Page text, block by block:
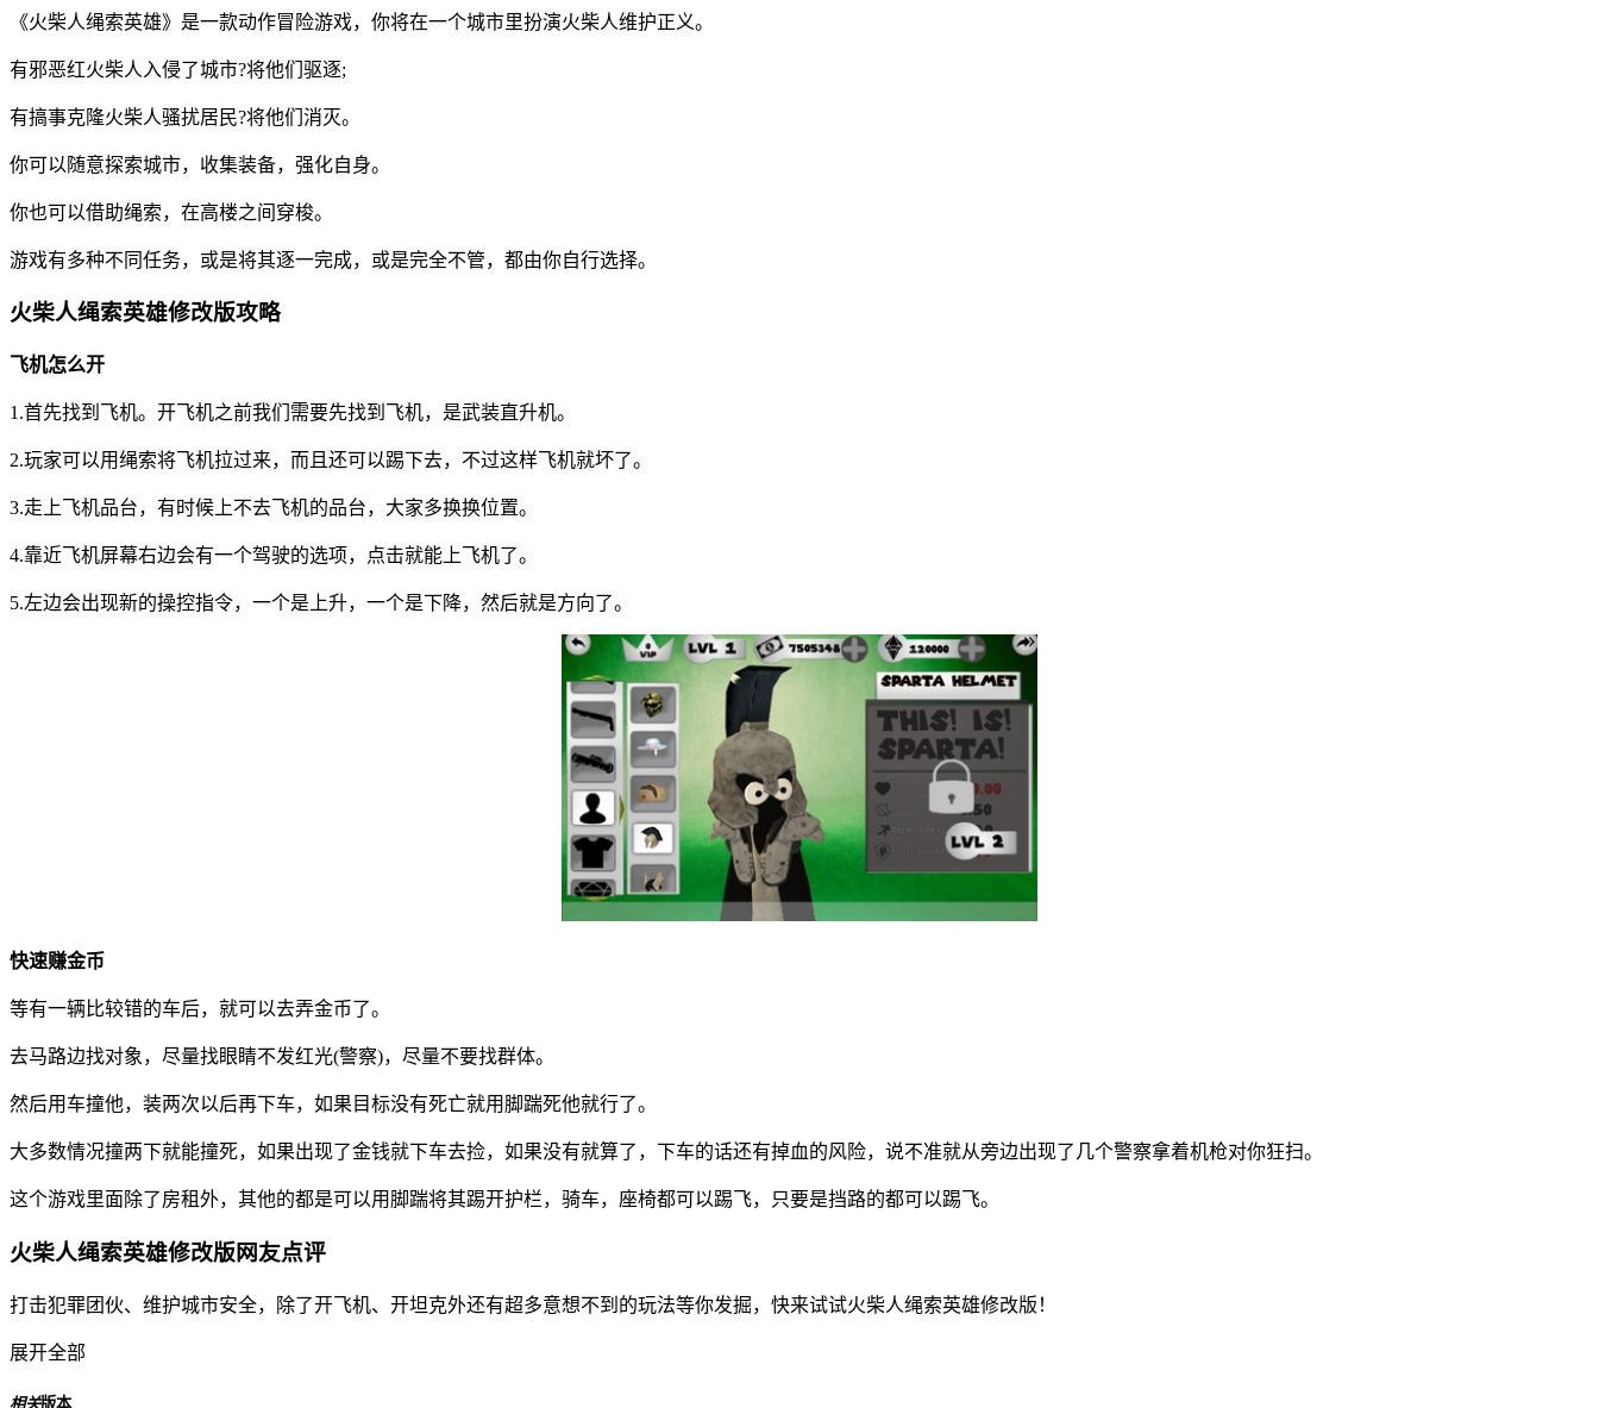
《火柴人绳索英雄》是一款动作冒险游戏，你将在一个城市里扮演火柴人维护正义。
有邪恶红火柴人入侵了城市?将他们驱逐;
有搞事克隆火柴人骚扰居民?将他们消灭。
你可以随意探索城市，收集装备，强化自身。
你也可以借助绳索，在高楼之间穿梭。
游戏有多种不同任务，或是将其逐一完成，或是完全不管，都由你自行选择。
火柴人绳索英雄修改版攻略
飞机怎么开
1.首先找到飞机。开飞机之前我们需要先找到飞机，是武装直升机。
2.玩家可以用绳索将飞机拉过来，而且还可以踢下去，不过这样飞机就坏了。
3.走上飞机品台，有时候上不去飞机的品台，大家多换换位置。
4.靠近飞机屏幕右边会有一个驾驶的选项，点击就能上飞机了。
5.左边会出现新的操控指令，一个是上升，一个是下降，然后就是方向了。
快速赚金币
等有一辆比较错的车后，就可以去弄金币了。
去马路边找对象，尽量找眼睛不发红光(警察)，尽量不要找群体。
然后用车撞他，装两次以后再下车，如果目标没有死亡就用脚踹死他就行了。
大多数情况撞两下就能撞死，如果出现了金钱就下车去捡，如果没有就算了，下车的话还有掉血的风险，说不准就从旁边出现了几个警察拿着机枪对你狂扫。
这个游戏里面除了房租外，其他的都是可以用脚踹将其踢开护栏，骑车，座椅都可以踢飞，只要是挡路的都可以踢飞。
火柴人绳索英雄修改版网友点评
打击犯罪团伙、维护城市安全，除了开飞机、开坦克外还有超多意想不到的玩法等你发掘，快来试试火柴人绳索英雄修改版！
展开全部
相关版本